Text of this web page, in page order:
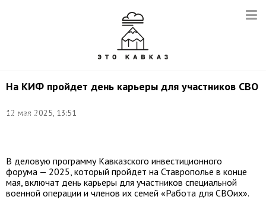
На КИФ пройдет день карьеры для участников СВО
12 мая 2025, 13:51
Александр
В деловую программу Кавказского инвестиционного
форума — 2025, который пройдет на Ставрополье в конце
мая, включат день карьеры для участников специальной
военной операции и членов их семей «Работа для СВОих».